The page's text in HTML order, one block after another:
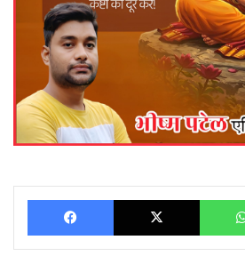
Facebook X